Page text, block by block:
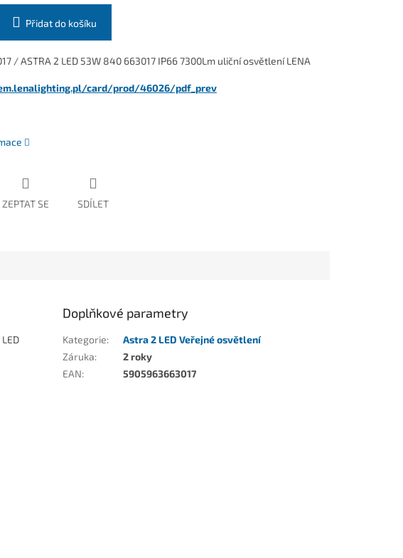
Přidat do košíku
/ ASTRA 2 LED 53W 840 663017 IP66 7300Lm uliční osvětlení LENA
card/prod/46026/pdf_prev
ZEPTAT SE SDÍLET
Doplňkové parametry
Kategorie:
Astra 2 LED Veřejné osvětlení
Záruka:
2 roky
EAN: 5905963663017